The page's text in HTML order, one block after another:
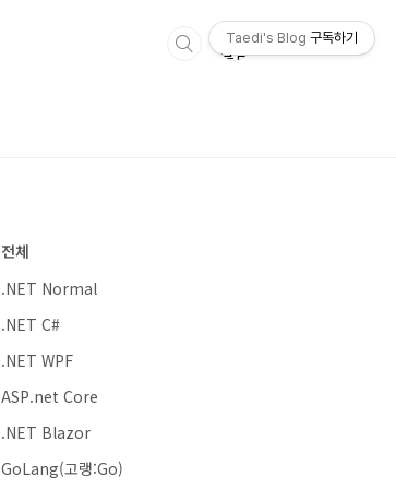
전체
.NET Normal
.NET C#
.NET WPF
ASP.net Core
.NET Blazor
GoLang(고랭:Go)
Taedi's Blog 구독하기